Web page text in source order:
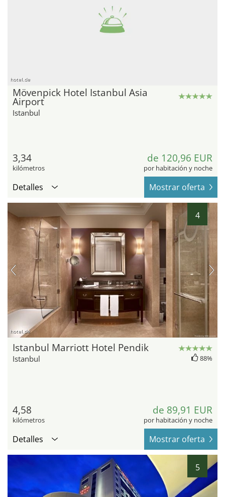
hotel.de
Mövenpick Hotel Istanbul Asia
Airport
Istanbul
3,34
kilómetros
de 120,96 EUR
por habitación y noche
Detalles Mostrar oferta
4
hotel.de
Istanbul Marriott Hotel Pendik
Istanbul 88%
4,58
kilómetros
de 89,91 EUR
por habitación y noche
Detalles Mostrar oferta
5